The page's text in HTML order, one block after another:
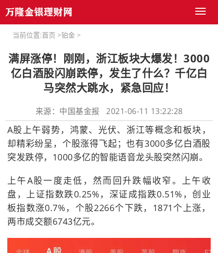
Toggle
当前位置:首页 >铂金 >
满屏涨停！刚刚，浙江板块大爆发！3000
亿白酒股闪崩跌停，发生了什么？千亿白
马突然大跳水，紧急回应！
来源：中国基金报 2021-06-11 13:22:28
A股上午弱势，鸿蒙、光伏、浙江等概念和板块，
却精彩纷呈，个股涨得飞起；也有3000多亿白酒股
突发跌停，1000多亿的智能语音龙头股突然闪崩。
上午A股一度走低，然而回升跌幅收窄。上午收
盘，上证指数跌0.25%，深证成指跌0.51%，创业
板指数涨0.7%，个股2266个下跌，1871个上涨，
两市成交额6743亿元。